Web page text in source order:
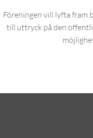
Föreningen vill lyfta fram
till uttryck på den